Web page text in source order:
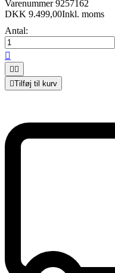
Varenummer9257162
DKK 9.499,00Inkl. moms
Antal:

 
Tilføj til kurv